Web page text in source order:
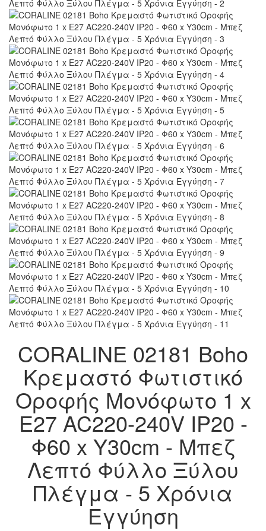
CORALINE 02181 Boho
Κρεμαστό Φωτιστικό
Οροφής Μονόφωτο 1 x
E27 AC220-240V IP20 -
Φ60 x Υ30cm - Μπεζ
Λεπτό Φύλλο Ξύλου
Πλέγμα - 5 Χρόνια
Εγγύηση